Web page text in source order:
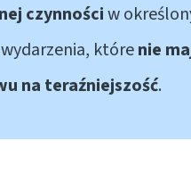
czynnościw
którenie
na teraźniejszość.